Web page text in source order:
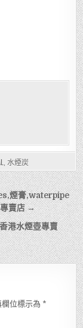
水煙炭
煙膏,waterpipe
賣店 →
港水煙壺專賣
欄位標示為 *